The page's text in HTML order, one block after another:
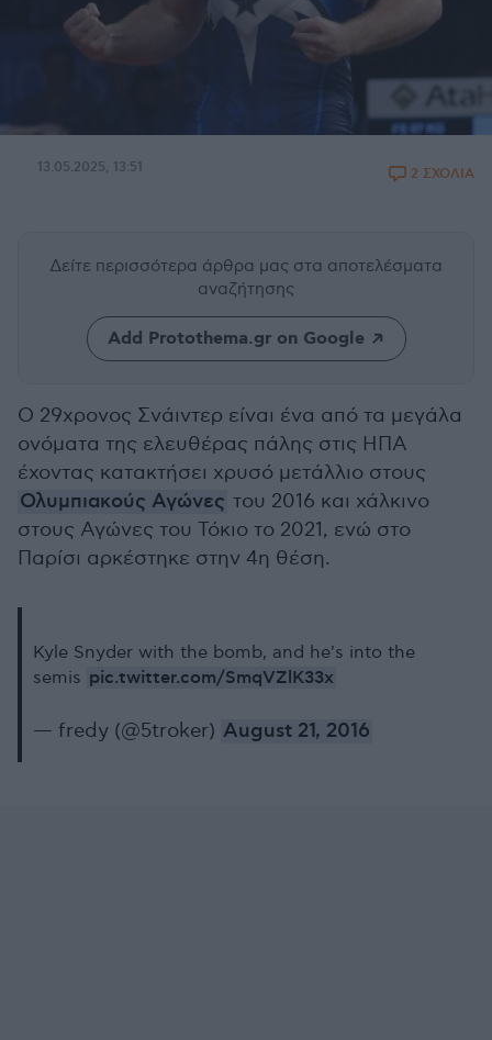
13.05.2025, 13:51 2 ΣΧΟΛΙΑ
Δείτε περισσότερα άρθρα μας στα αποτελέσματα
αναζήτησης
Add Protothema.gr on Google
Ο 29χρονος Σνάιντερ είναι ένα από τα μεγάλα
ονόματα της ελευθέρας πάλης στις ΗΠΑ
έχοντας κατακτήσει χρυσό μετάλλιο στους
Ολυμπιακούς Αγώνες του 2016 και χάλκινο
στους Αγώνες του Τόκιο το 2021, ενώ στο
Παρίσι αρκέστηκε στην 4η θέση.
Kyle Snyder with the bomb, and he's into the
semis pic.twitter.com/SmqVZlK33x
— fredy (@5troker) August 21, 2016